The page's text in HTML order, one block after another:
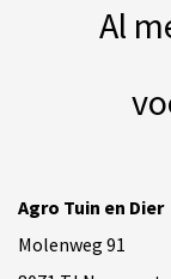
Al
Agro Tuin en Dier
Molenweg 91